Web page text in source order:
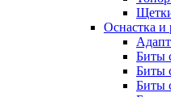
Оснастка и
Биты
Биты
Биты